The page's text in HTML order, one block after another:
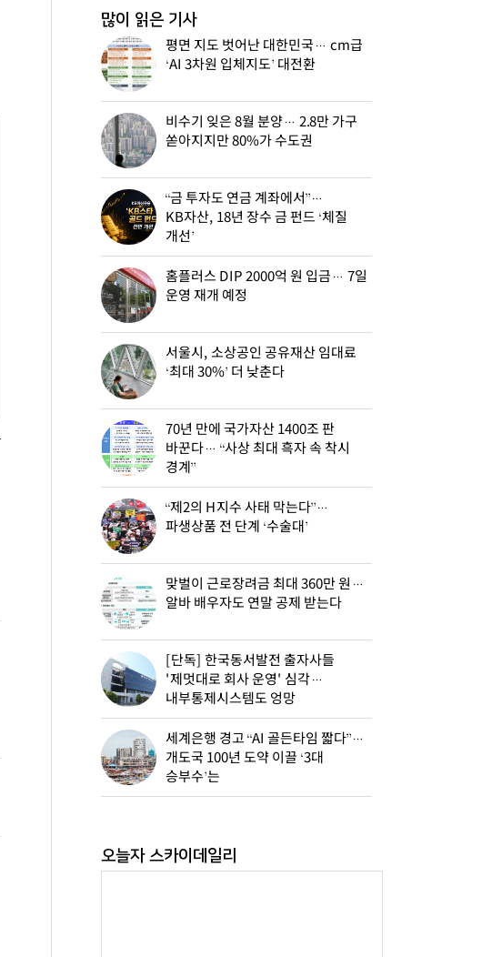
많이 읽은 기사
평면 지도 벗어난 대한민국… cm급
‘AI 3차원 입체지도’ 대전환
비수기 잊은 8월 분양… 2.8만 가구
쏟아지지만 80%가 수도권
“금 투자도 연금 계좌에서”…
KB자산, 18년 장수 금 펀드 ‘체질
개선’
홈플러스 DIP 2000억 원 입금… 7일
운영 재개 예정
서울시, 소상공인 공유재산 임대료
‘최대 30%’ 더 낮춘다
70년 만에 국가자산 1400조 판
바꾼다… “사상 최대 흑자 속 착시
경계”
“제2의 H지수 사태 막는다”…
파생상품 전 단계 ‘수술대’
맞벌이 근로장려금 최대 360만 원…
알바 배우자도 연말 공제 받는다
[단독] 한국동서발전 출자사들
'제멋대로 회사 운영' 심각…
내부통제시스템도 엉망
세계은행 경고 “AI 골든타임 짧다”…
개도국 100년 도약 이끌 ‘3대
승부수’는
오늘자 스카이데일리